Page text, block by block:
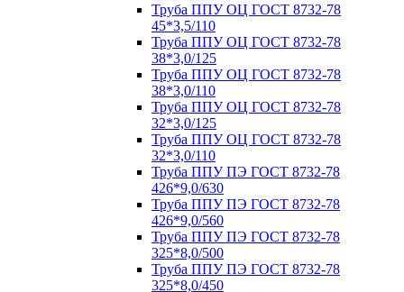
Труба ППУ ОЦ ГОСТ 8732-78
45*3,5/110
Труба ППУ ОЦ ГОСТ 8732-78
38*3,0/125
Труба ППУ ОЦ ГОСТ 8732-78
38*3,0/110
Труба ППУ ОЦ ГОСТ 8732-78
32*3,0/125
Труба ППУ ОЦ ГОСТ 8732-78
32*3,0/110
Труба ППУ ПЭ ГОСТ 8732-78
426*9,0/630
Труба ППУ ПЭ ГОСТ 8732-78
426*9,0/560
Труба ППУ ПЭ ГОСТ 8732-78
325*8,0/500
Труба ППУ ПЭ ГОСТ 8732-78
325*8,0/450